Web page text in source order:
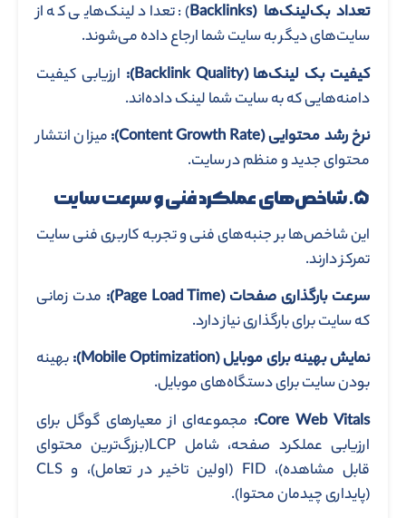
تعداد بک‌لینک‌ها (Backlinks
): تعداد لینک‌هایی که از
سایت‌های دیگر به سایت شما ارجاع داده می‌شوند.
کیفیت بک‌ لینک‌ها(Backlink Quality)
: ارزیابی کیفیت
دامنه‌هایی که به سایت شما لینک داده‌اند.
نرخ رشد محتوایی(Content Growth Rate)
:میزان انتشار
محتوای جدید و منظم در سایت.
۵. شاخص‌های عملکرد فنی و سرعت سایت
این شاخص‌ها بر جنبه‌های فنی و تجربه کاربری فنی سایت
تمرکز دارند.
سرعت بارگذاری صفحات(Page Load Time)
: مدت زمانی
که سایت برای بارگذاری نیاز دارد.
نمایش بهینه برای موبایل(Mobile Optimization)
:بهینه
بودن سایت برای دستگاه‌های موبایل.
Core Web Vitals
: مجموعه‌ای از معیارهای گوگل برای
ارزیابی عملکرد صفحه، شامل LCP(بزرگ‌ترین محتوای
قابل مشاهده)، FID (اولین تاخیر در تعامل)، و CLS
(پایداری چیدمان محتوا).